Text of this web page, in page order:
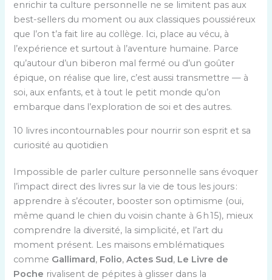
enrichir ta culture personnelle ne se limitent pas aux
best-sellers du moment ou aux classiques poussiéreux
que l’on t’a fait lire au collège. Ici, place au vécu, à
l’expérience et surtout à l’aventure humaine. Parce
qu’autour d’un biberon mal fermé ou d’un goûter
épique, on réalise que lire, c’est aussi transmettre — à
soi, aux enfants, et à tout le petit monde qu’on
embarque dans l’exploration de soi et des autres.
10 livres incontournables pour nourrir son esprit et sa
curiosité au quotidien
Impossible de parler culture personnelle sans évoquer
l’impact direct des livres sur la vie de tous les jours :
apprendre à s’écouter, booster son optimisme (oui,
même quand le chien du voisin chante à 6 h 15), mieux
comprendre la diversité, la simplicité, et l’art du
moment présent. Les maisons emblématiques
comme Gallimard, Folio,Actes Sud, Le Livre de
Poche rivalisent de pépites à glisser dans la